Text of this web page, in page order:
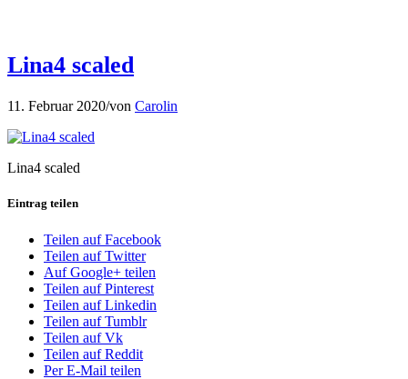
Lina4 scaled
11. Februar 2020/von Carolin
Lina4 scaled
Eintrag teilen
Teilen auf Facebook
Teilen auf Twitter
Auf Google+ teilen
Teilen auf Pinterest
Teilen auf Linkedin
Teilen auf Tumblr
Teilen auf Vk
Teilen auf Reddit
Per E-Mail teilen